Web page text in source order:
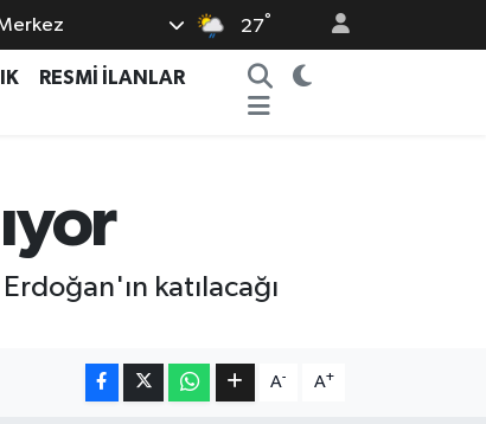
27°
RESMİ İLANLAR
katılacağı
A- A+